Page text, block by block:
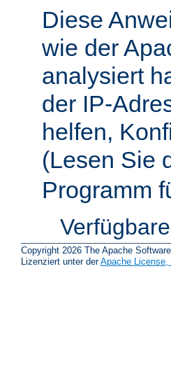
Diese
wie der
analysiert
der IP-
helfen,
(Lesen Sie
Programm
Copyright 2026 The Apache
Lizenziert unter derApache License,